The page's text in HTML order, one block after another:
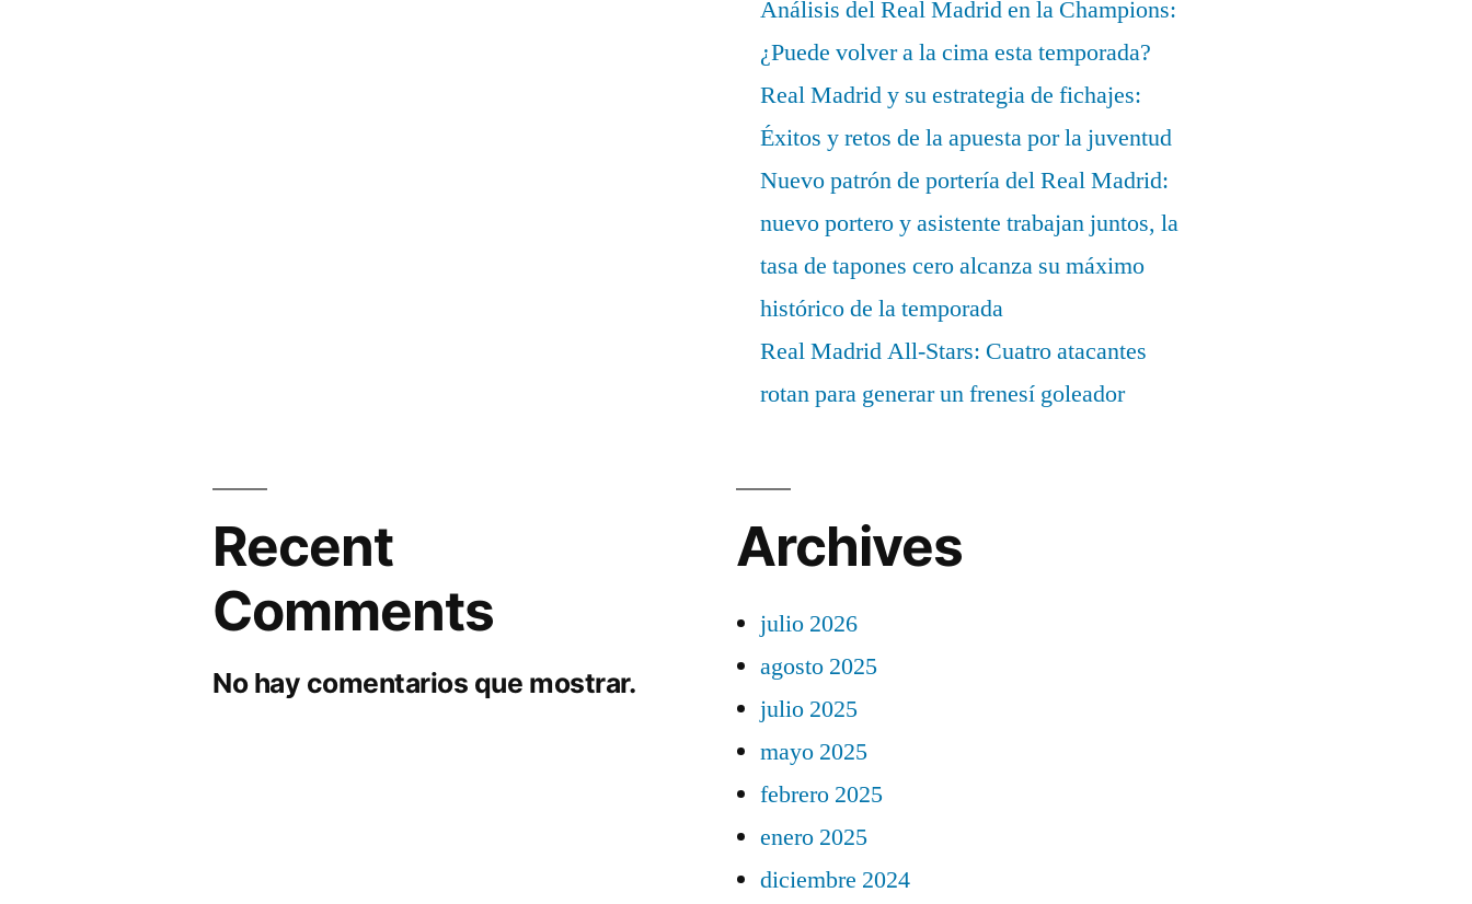
Análisis del Real Madrid en la Champions:
¿Puede volver a la cima esta temporada?
Real Madrid y su estrategia de fichajes:
Éxitos y retos de la apuesta por la juventud
Nuevo patrón de portería del Real Madrid:
nuevo portero y asistente trabajan juntos, la
tasa de tapones cero alcanza su máximo
histórico de la temporada
Real Madrid All-Stars: Cuatro atacantes
rotan para generar un frenesí goleador
Recent
Comments
No hay comentarios que mostrar.
Archives
julio 2026
agosto 2025
julio 2025
mayo 2025
febrero 2025
enero 2025
diciembre 2024